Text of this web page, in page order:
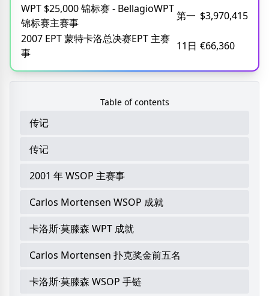
WPT $25,000 锦标赛 - BellagioWPT
锦标赛主赛事
第一 $3,970,415
2007 EPT 蒙特卡洛总决赛EPT 主赛
事
11日 €66,360
Table of contents
传记
传记
2001 年 WSOP 主赛事
Carlos Mortensen WSOP 成就
卡洛斯·莫滕森 WPT 成就
Carlos Mortensen 扑克奖金前五名
卡洛斯·莫滕森 WSOP 手链